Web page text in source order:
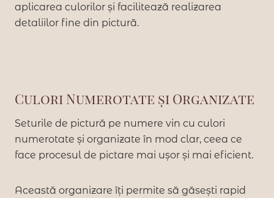
aplicarea culorilor și facilitează realizarea
detaliilor fine din pictură.
Culori Numerotate și Organizate
Seturile de pictură pe numere vin cu culori
numerotate și organizate în mod clar, ceea ce
face procesul de pictare mai ușor și mai eficient.
Această organizare îți permite să găsești rapid